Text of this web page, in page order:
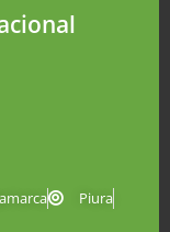
Piura